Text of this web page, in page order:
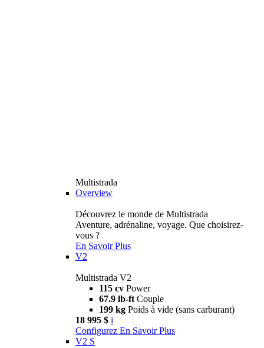
Multistrada
Overview
Découvrez le monde de Multistrada
Aventure, adrénaline, voyage. Que choisirez-
vous ?
En Savoir Plus
V2
Multistrada V2
115 cv Power
67.9 lb-ft Couple
199 kg Poids à vide (sans carburant)
18 995 $ i
Configurez En Savoir Plus
V2 S